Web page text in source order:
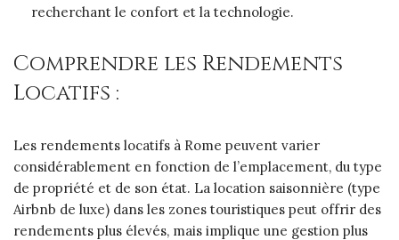
recherchant le confort et la technologie.
Comprendre les Rendements
Locatifs :
Les rendements locatifs à Rome peuvent varier
considérablement en fonction de l’emplacement, du type
de propriété et de son état. La location saisonnière (type
Airbnb de luxe) dans les zones touristiques peut offrir des
rendements plus élevés, mais implique une gestion plus